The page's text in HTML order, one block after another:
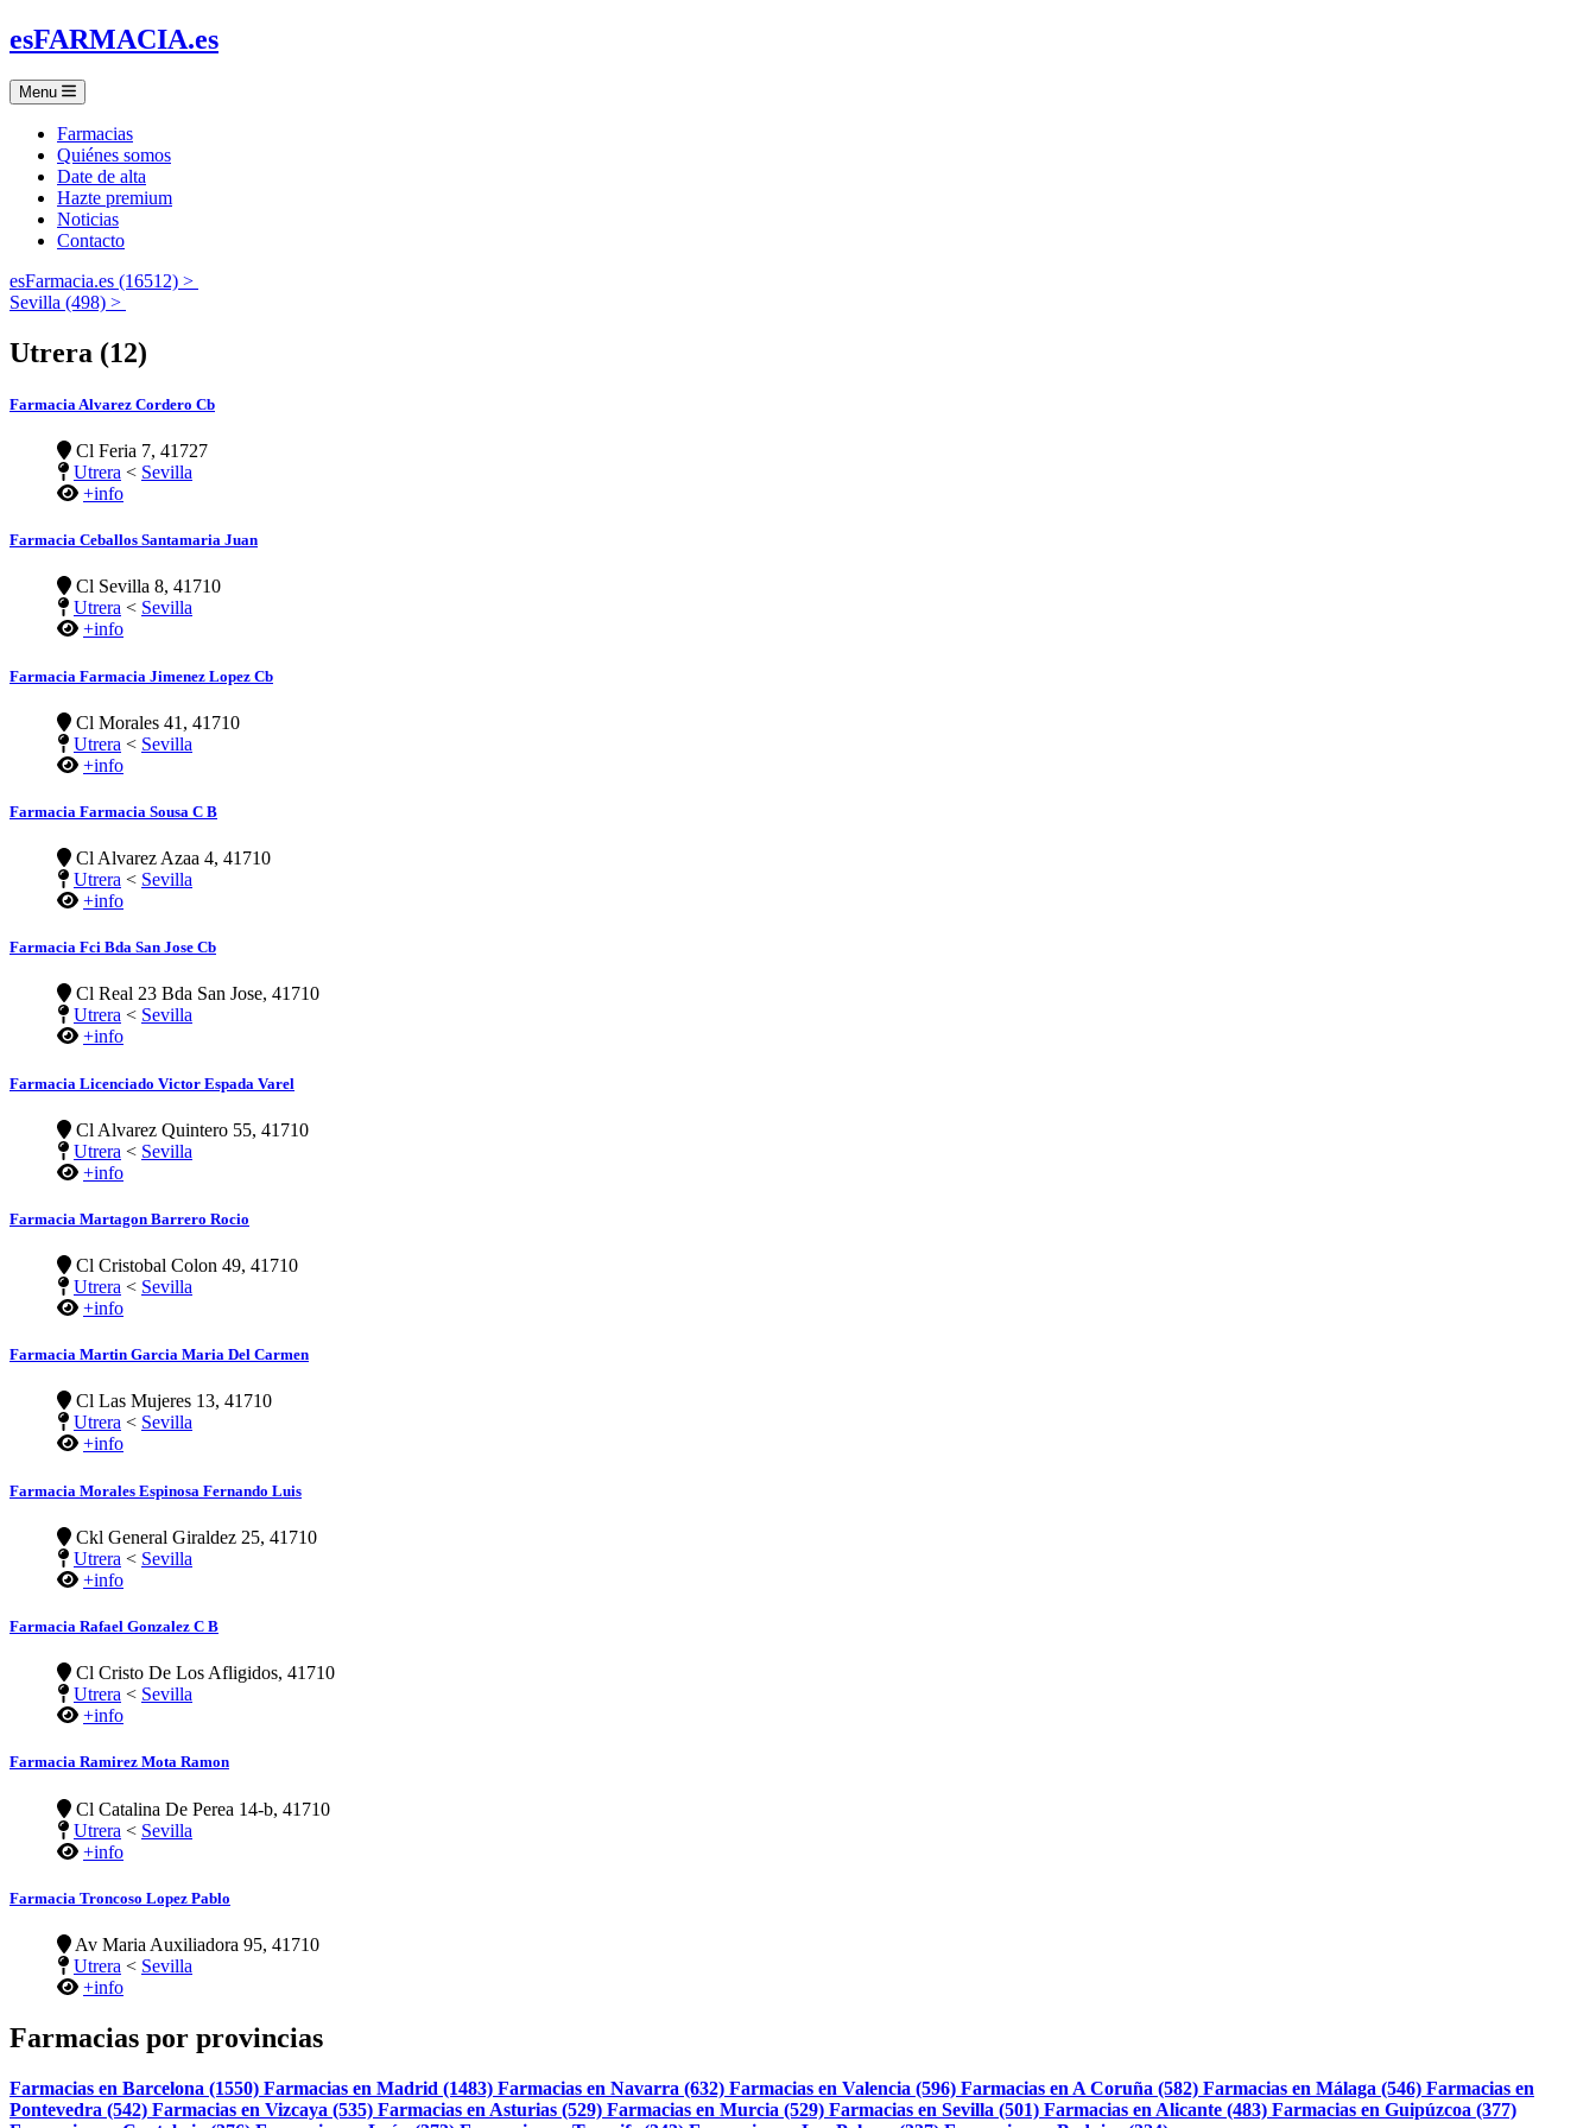
esFARMACIA.es
Menu
Farmacias
Quiénes somos
Date de alta
Hazte premium
Noticias
Contacto
esFarmacia.es (16512) >
Sevilla (498) >
Utrera (12)
Farmacia Alvarez Cordero Cb
Cl Feria 7, 41727
Utrera < Sevilla
+info
Farmacia Ceballos Santamaria Juan
Cl Sevilla 8, 41710
Utrera < Sevilla
+info
Farmacia Farmacia Jimenez Lopez Cb
Cl Morales 41, 41710
Utrera < Sevilla
+info
Farmacia Farmacia Sousa C B
Cl Alvarez Azaa 4, 41710
Utrera < Sevilla
+info
Farmacia Fci Bda San Jose Cb
Cl Real 23 Bda San Jose, 41710
Utrera < Sevilla
+info
Farmacia Licenciado Victor Espada Varel
Cl Alvarez Quintero 55, 41710
Utrera < Sevilla
+info
Farmacia Martagon Barrero Rocio
Cl Cristobal Colon 49, 41710
Utrera < Sevilla
+info
Farmacia Martin Garcia Maria Del Carmen
Cl Las Mujeres 13, 41710
Utrera < Sevilla
+info
Farmacia Morales Espinosa Fernando Luis
Ckl General Giraldez 25, 41710
Utrera < Sevilla
+info
Farmacia Rafael Gonzalez C B
Cl Cristo De Los Afligidos, 41710
Utrera < Sevilla
+info
Farmacia Ramirez Mota Ramon
Cl Catalina De Perea 14-b, 41710
Utrera < Sevilla
+info
Farmacia Troncoso Lopez Pablo
Av Maria Auxiliadora 95, 41710
Utrera < Sevilla
+info
Farmacias por provincias
Farmacias en Barcelona (1550) Farmacias en Madrid (1483) Farmacias en Navarra (632) Farmacias en Valencia (596) Farmacias en A Coruña (582) Farmacias en Málaga (546) Farmacias en
Pontevedra (542) Farmacias en Vizcaya (535) Farmacias en Asturias (529) Farmacias en Murcia (529) Farmacias en Sevilla (501) Farmacias en Alicante (483) Farmacias en Guipúzcoa (377)